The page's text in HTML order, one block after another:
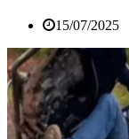
15/07/2025